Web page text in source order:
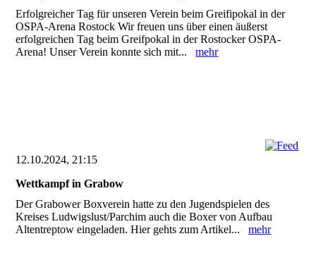
Erfolgreicher Tag für unseren Verein beim Greifipokal in der
OSPA-Arena Rostock Wir freuen uns über einen äußerst
erfolgreichen Tag beim Greifpokal in der Rostocker OSPA-
Arena! Unser Verein konnte sich mit...mehr
12.10.2024, 21:15
Wettkampf in Grabow
Der Grabower Boxverein hatte zu den Jugendspielen des
Kreises Ludwigslust/Parchim auch die Boxer von Aufbau
Altentreptow eingeladen. Hier gehts zum Artikel...mehr